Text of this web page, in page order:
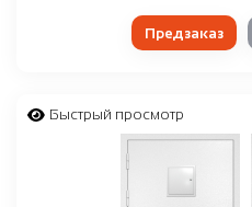
Предзаказ
Быстрый просмотр